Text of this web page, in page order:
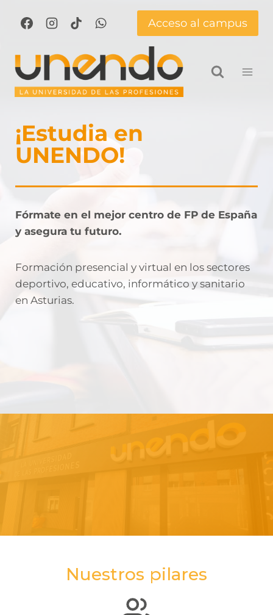
Acceso al campus
¡Estudia en
UNENDO!
Fórmate en el mejor centro de FP de España
y asegura tu futuro.
Formación presencial y virtual en los sectores
deportivo, educativo, informático y sanitario
en Asturias.
Nuestros pilares